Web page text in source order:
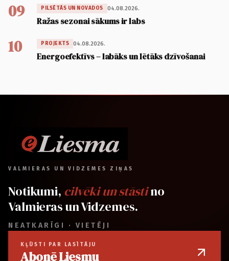
09 PILSĒTĀS UN NOVADOS 04.08.2026.
Ražas sezonai sākums ir labs
10 PROJEKTS 04.08.2026.
Energoefektīvs – labāks un lētāks dzīvošanai
VALMIERAS UN VIDZEMES ZIŅAS
Notikumi, cilvēki un stāstino
Valmieras un Vidzemes.
NEATKARĪGI · VIETĒJI
KĻŪSTI PAR LASĪTĀJU
Abonē Liesmu